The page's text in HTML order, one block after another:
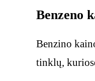
Benzeno
Benzino
tinklų,